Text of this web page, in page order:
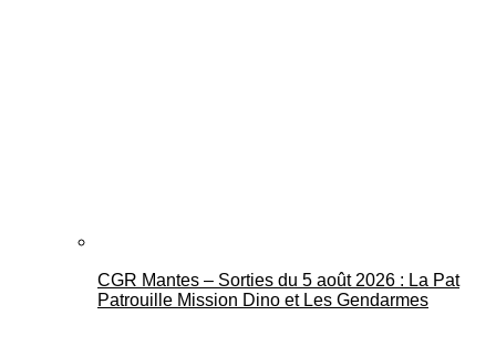
CGR Mantes – Sorties du 5 août 2026 : La Pat
Patrouille Mission Dino et Les Gendarmes